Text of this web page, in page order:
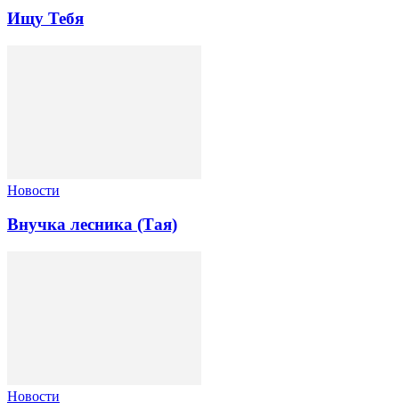
Ищу Тебя
Новости
Внучка лесника (Тая)
Новости